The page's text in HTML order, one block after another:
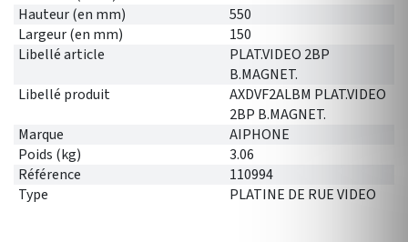
Hauteur (en mm)
550
Largeur (en mm)
150
Libellé article
PLAT.VIDEO 2BP
B.MAGNET.
Libellé produit
AXDVF2ALBM PLAT.VIDEO
2BP B.MAGNET.
Marque
AIPHONE
Poids (kg)
3.06
Référence
110994
Type
PLATINE DE RUE VIDEO